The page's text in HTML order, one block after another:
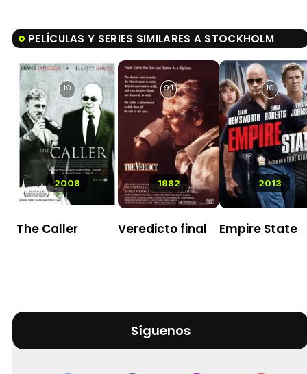
PELÍCULAS Y SERIES SIMILARES A STOCKHOLM
2008
10
The Caller
1982
9,1
Veredicto final
2013
10
Empire State
Síguenos